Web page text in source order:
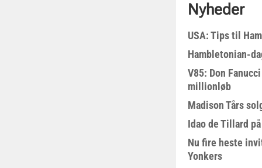
Nyheder
USA: Tips til
Hambletonian-
V85: Don
millionløb
Madison Tårs
Idao de Tillard
Nu fire heste
Yonkers